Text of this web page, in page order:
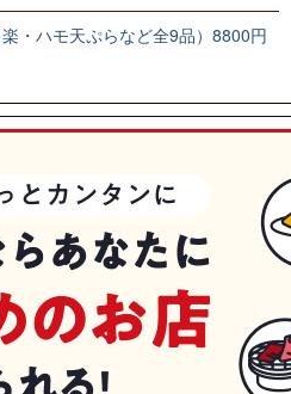
・ハモ天ぷらなど全9品）8800円